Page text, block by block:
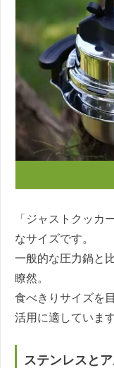
「ジャストクッカ
なサイズです。
一般的な圧力鍋と
瞭然。
食べきりサイズを
活用に適しています
ステンレスと